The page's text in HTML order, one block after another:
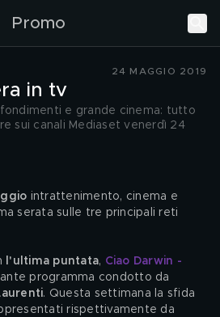
Promo
24 MAGGIO 2019
in tv
e grande cinema: tutto
sui canali Mediaset venerdì 24
intrattenimento, cinema e
serata sulle tre principali reti
l'ultima puntata, Ciao Darwin -
programma condotto da
. Questa settimana la sfida
rispettivamente da